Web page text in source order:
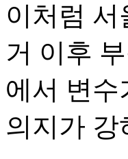
이처럼
거 이후
에서 변
의지가 강